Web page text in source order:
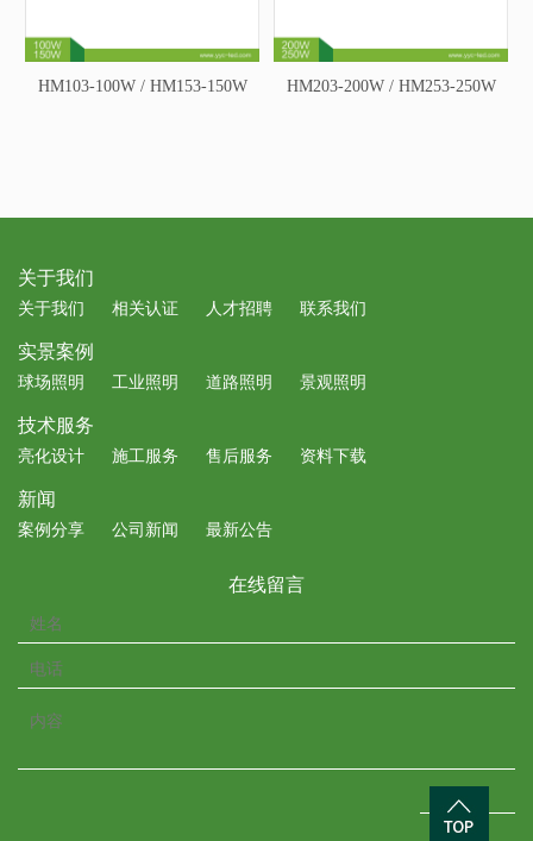
HM103-100W / HM153-150W HM203-200W / HM253-250W
关于我们
关于我们 相关认证 人才招聘 联系我们
实景案例
球场照明 工业照明 道路照明 景观照明
技术服务
亮化设计 施工服务 售后服务 资料下载
新闻
案例分享 公司新闻 最新公告
在线留言
OK